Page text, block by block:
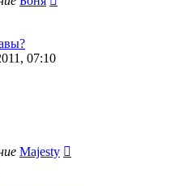
07:10
Majesty